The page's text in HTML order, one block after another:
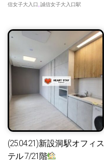
信女子大入口 誠信女子大入口駅
(25.04.21)新設洞駅オフィス
テル 7/21階